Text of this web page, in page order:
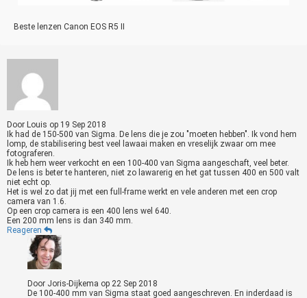
Beste lenzen Canon EOS R5 II
Door Louis op 19 Sep 2018
Ik had de 150-500 van Sigma. De lens die je zou "moeten hebben". Ik vond hem
lomp, de stabilisering best veel lawaai maken en vreselijk zwaar om mee
fotograferen.
Ik heb hem weer verkocht en een 100-400 van Sigma aangeschaft, veel beter.
De lens is beter te hanteren, niet zo lawarerig en het gat tussen 400 en 500 valt
niet echt op.
Het is wel zo dat jij met een full-frame werkt en vele anderen met een crop
camera van 1.6.
Op een crop camera is een 400 lens wel 640.
Een 200 mm lens is dan 340 mm.
Reageren
Door Joris-Dijkema op 22 Sep 2018
De 100-400 mm van Sigma staat goed aangeschreven. En inderdaad is